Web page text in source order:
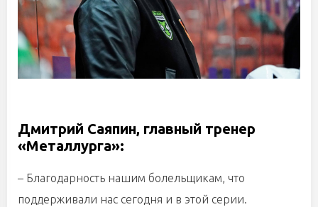
Дмитрий Саяпин, главный тренер
«Металлурга»:
– Благодарность нашим болельщикам, что
поддерживали нас сегодня и в этой серии.